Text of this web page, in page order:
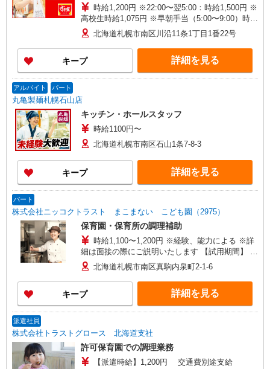
時給1,200円 ※22:00〜翌5:00：時給1,500円 ※
高校生時給1,075円 ※早朝手当（5:00〜9:00）時給
＋150円
北海道札幌市南区川沿11条1丁目1番22号
キープ 詳細を見る
アルバイト パート
丸亀製麺札幌石山店
キッチン・ホールスタッフ
時給1100円〜
北海道札幌市南区石山1条7-8-3
キープ 詳細を見る
パート
株式会社ニッコクトラスト まこまない こども園（2975）
保育園・保育所の調理補助
時給1,100〜1,200円 ※経験、能力による ※詳
細は面接の際にご説明いたします 【試用期間】 試
用期間：有（2ヶ月） 試用期間中の労働条件：変
更なし
北海道札幌市南区真駒内泉町2-1-6
キープ 詳細を見る
派遣社員
株式会社トラストグロース 北海道支社
許可保育園での調理業務
【派遣時給】1,200円 交通費別途支給